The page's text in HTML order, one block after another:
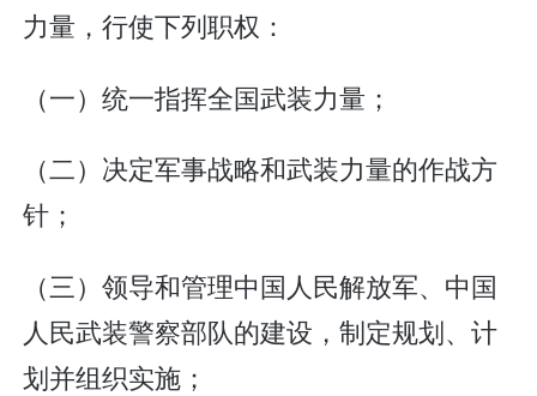
力量，行使下列职权：
（一）统一指挥全国武装力量；
（二）决定军事战略和武装力量的作战方
针；
（三）领导和管理中国人民解放军、中国
人民武装警察部队的建设，制定规划、计
划并组织实施；